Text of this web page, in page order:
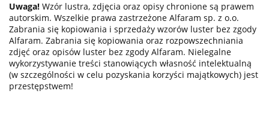
Uwaga! Wzór lustra, zdjęcia oraz opisy chronione są prawem
autorskim. Wszelkie prawa zastrzeżone Alfaram sp. z o.o.
Zabrania się kopiowania i sprzedaży wzorów luster bez zgody
Alfaram. Zabrania się kopiowania oraz rozpowszechniania
zdjęć oraz opisów luster bez zgody Alfaram. Nielegalne
wykorzystywanie treści stanowiących własność intelektualną
(w szczególności w celu pozyskania korzyści majątkowych) jest
przestępstwem!